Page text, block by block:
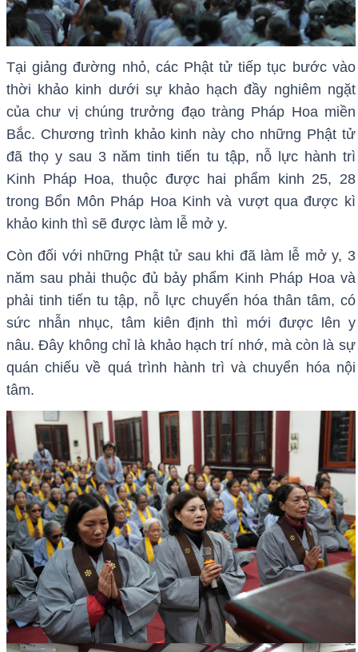
Tại giảng đường nhỏ, các Phật tử tiếp tục bước vào
thời khảo kinh dưới sự khảo hạch đầy nghiêm ngặt
của chư vị chúng trưởng đạo tràng Pháp Hoa miền
Bắc. Chương trình khảo kinh này cho những Phật tử
đã thọ y sau 3 năm tinh tiến tu tập, nỗ lực hành trì
Kinh Pháp Hoa, thuộc được hai phẩm kinh 25, 28
trong Bổn Môn Pháp Hoa Kinh và vượt qua được kì
khảo kinh thì sẽ được làm lễ mở y.
Còn đối với những Phật tử sau khi đã làm lễ mở y, 3
năm sau phải thuộc đủ bảy phẩm Kinh Pháp Hoa và
phải tinh tiến tu tập, nỗ lực chuyển hóa thân tâm, có
sức nhẫn nhục, tâm kiên định thì mới được lên y
nâu.
quán chiếu về quá trình hành trì và chuyển hóa nội
tâm.